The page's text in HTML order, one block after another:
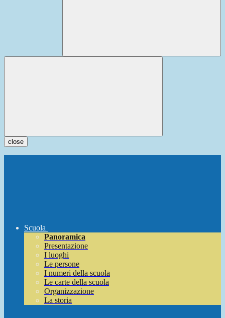
close
Scuola
Panoramica
Presentazione
I luoghi
Le persone
I numeri della scuola
Le carte della scuola
Organizzazione
La storia